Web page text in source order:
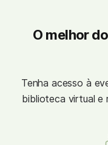
O melhor
Tenha acesso à
biblioteca virtual e